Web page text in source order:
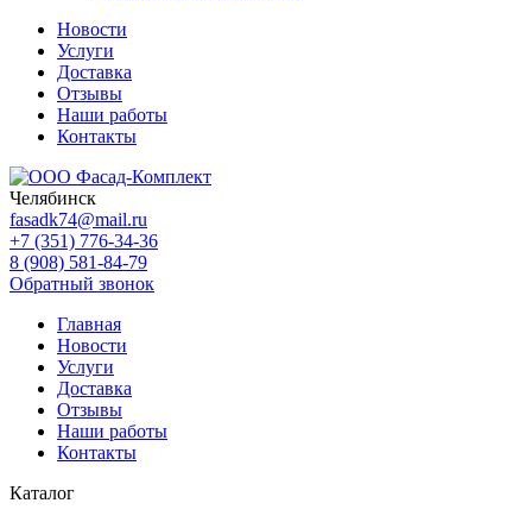
Новости
Услуги
Доставка
Отзывы
Наши работы
Контакты
Челябинск
fasadk74@mail.ru
+7 (351) 776-34-36
8 (908) 581-84-79
Обратный звонок
Главная
Новости
Услуги
Доставка
Отзывы
Наши работы
Контакты
Каталог